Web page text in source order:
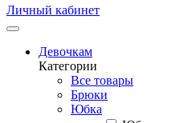
Личный кабинет
Девочкам
Категории
Все товары
Брюки
Юбка